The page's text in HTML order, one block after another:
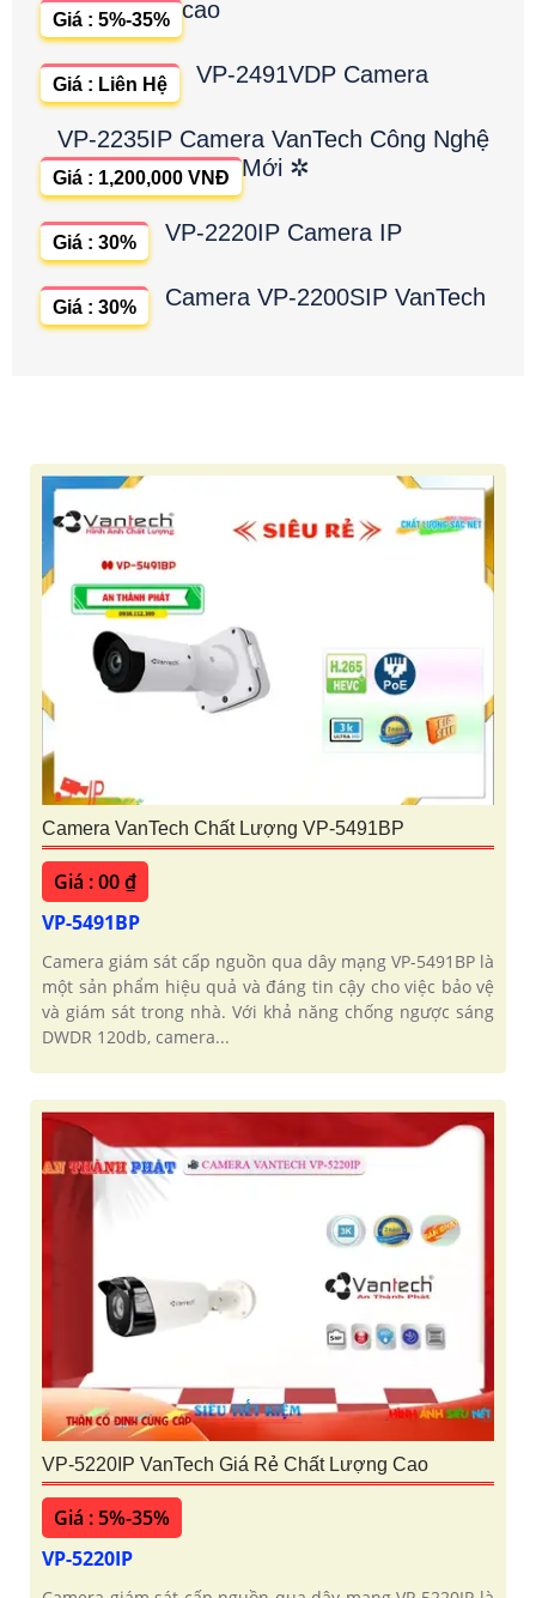
cao
Giá : 5%-35%
VP-2491VDP Camera
Giá : Liên Hệ
VP-2235IP Camera VanTech Công Nghệ
Mới ✲
Giá : 1,200,000 VNĐ
VP-2220IP Camera IP
Giá : 30%
Camera VP-2200SIP VanTech
Giá : 30%
Camera VanTech Chất Lượng VP-5491BP
Giá : 00 ₫
VP-5491BP
Camera giám sát cấp nguồn qua dây mạng VP-5491BP là
một sản phẩm hiệu quả và đáng tin cậy cho việc bảo vệ
và giám sát trong nhà. Với khả năng chống ngược sáng
DWDR 120db, camera...
VP-5220IP VanTech Giá Rẻ Chất Lượng Cao
Giá : 5%-35%
VP-5220IP